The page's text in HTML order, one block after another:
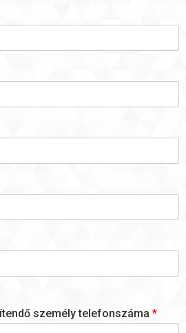
személy telefonszáma *